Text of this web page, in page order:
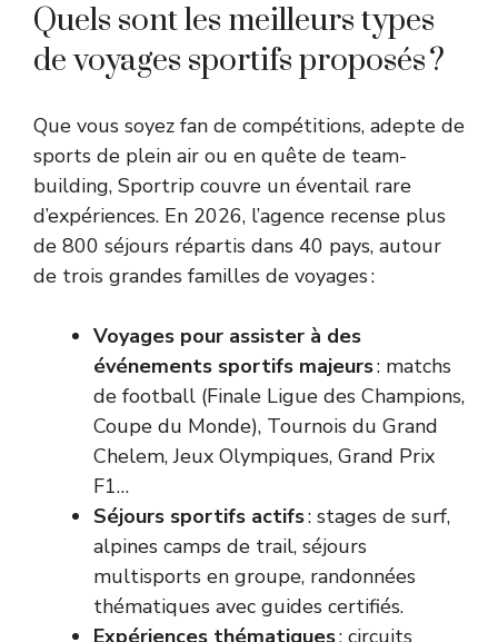
Quels sont les meilleurs types
de voyages sportifs proposés ?
Que vous soyez fan de compétitions, adepte de
sports de plein air ou en quête de team-
building, Sportrip couvre un éventail rare
d’expériences. En 2026, l’agence recense plus
de 800 séjours répartis dans 40 pays, autour
de trois grandes familles de voyages :
Voyages pour assister à des
événements sportifs majeurs: matchs
de football (Finale Ligue des Champions,
Coupe du Monde), Tournois du Grand
Chelem, Jeux Olympiques, Grand Prix
F1…
Séjours sportifs actifs: stages de surf,
alpines camps de trail, séjours
multisports en groupe, randonnées
thématiques avec guides certifiés.